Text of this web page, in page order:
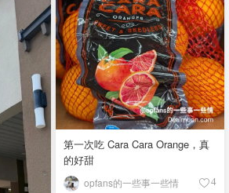
第一次吃 Cara Cara Orange，真
的好甜
opfans的一些事一些情 4